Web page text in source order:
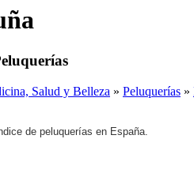
Salud y Belleza » Peluquerías »
de peluquerías en España.